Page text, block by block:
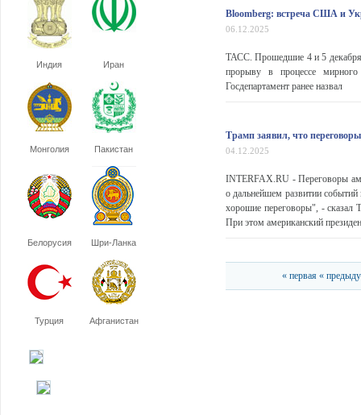
Индия Иран
Монголия Пакистан
Белорусия Шри-Ланка
Турция Афганистан
Bloomberg: встреча США и
06.12.2025
ТАСС. Прошедшие 4 и 5 декабря
прорыву в процессе мирного
Госдепартамент ранее назвал
Трамп заявил, что
04.12.2025
INTERFAX.RU - Переговоры
о дальнейшем развитии
хорошие переговоры", - сказал
При этом американский
« первая «